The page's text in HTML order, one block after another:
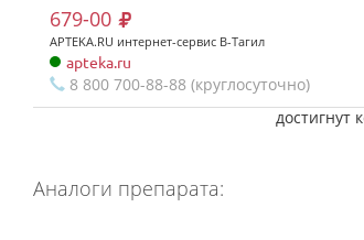
679-00
APTEKA.RU интернет-сервис В-Тагил
apteka.ru
8 800 700-88-88 (круглосуточно)
достигнут
Аналоги препарата: